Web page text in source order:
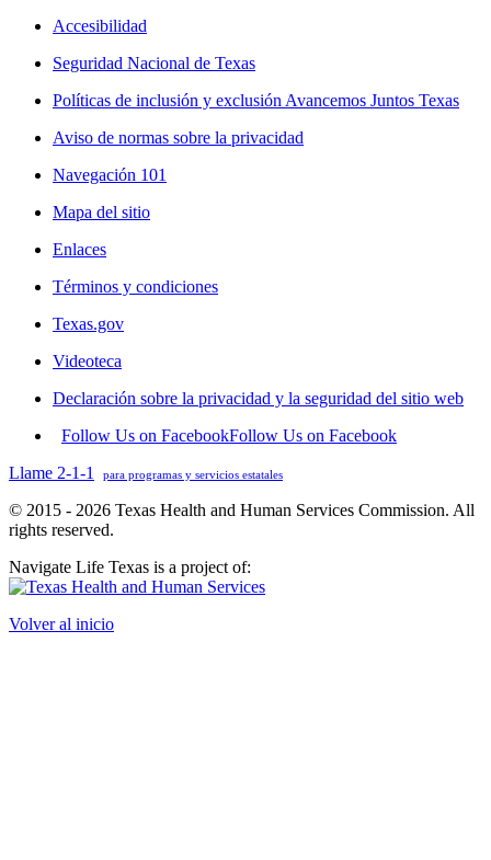
Accesibilidad
Seguridad Nacional de Texas
Políticas de inclusión y exclusión Avancemos Juntos Texas
Aviso de normas sobre la privacidad
Navegación 101
Mapa del sitio
Enlaces
Términos y condiciones
Texas.gov
Videoteca
Declaración sobre la privacidad y la seguridad del sitio web
Follow Us on FacebookFollow Us on Facebook
Llame 2-1-1
para programas y servicios estatales
© 2015 - 2026 Texas Health and Human Services Commission. All
rights reserved.
Navigate Life Texas is a project of:
Volver al inicio